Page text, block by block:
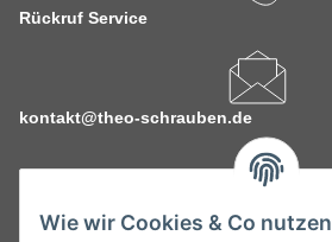
Wie wir Cookies & Co nutzen
Rückruf Service
kontakt@theo-schrauben.de